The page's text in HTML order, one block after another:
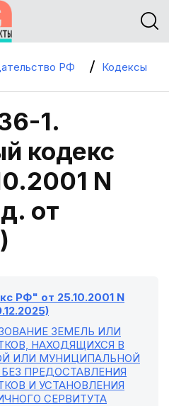
РФ Кодексы
1.
кодекс
N
от
РФ" от 25.10.2001 N
ЗЕМЕЛЬ ИЛИ
НАХОДЯЩИХСЯ В
ИЛИ МУНИЦИПАЛЬНОЙ
ПРЕДОСТАВЛЕНИЯ
И УСТАНОВЛЕНИЯ
СЕРВИТУТА